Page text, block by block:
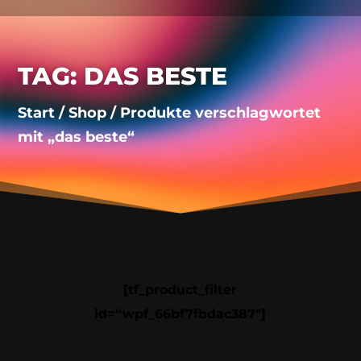
TAG: DAS BESTE
Start/Shop/ Produkte verschlagwortet
mit „das beste“